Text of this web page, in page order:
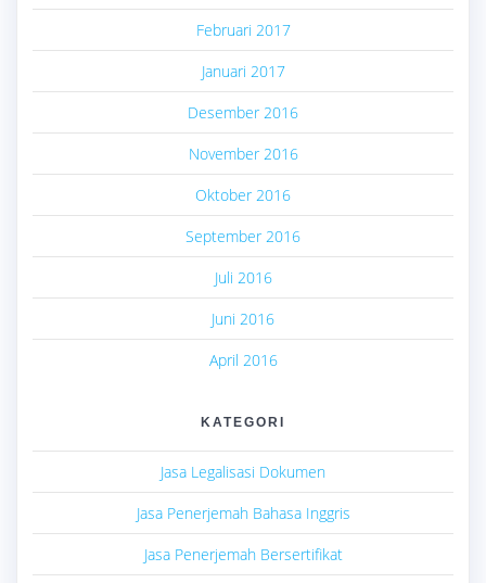
Februari 2017
Januari 2017
Desember 2016
November 2016
Oktober 2016
September 2016
Juli 2016
Juni 2016
April 2016
KATEGORI
Jasa Legalisasi Dokumen
Jasa Penerjemah Bahasa Inggris
Jasa Penerjemah Bersertifikat